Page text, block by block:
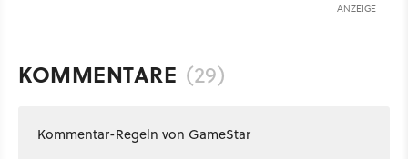
ANZEIGE
KOMMENTARE (29)
Kommentar-Regeln von GameStar